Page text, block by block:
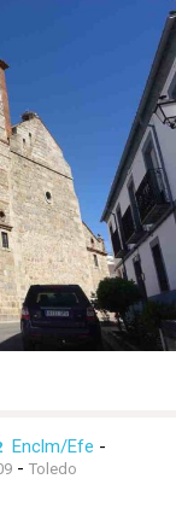
Enclm/Efe -
- Toledo